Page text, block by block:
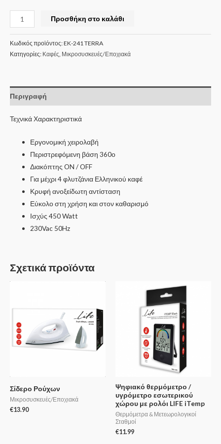
Προσθήκη στο καλάθι
Κωδικός προϊόντος:EK-241 TERRA
Κατηγορίες: Καφές Μικροσυσκευές/Εποχιακά
Περιγραφή
Τεχνικά Χαρακτηριστικά
Εργονομική χειρολαβή
Περιστρεφόμενη βάση 360ο
Διακόπτης ON / OFF
Για μέχρι 4 φλυτζάνια Ελληνικού καφέ
Κρυφή ανοξείδωτη αντίσταση
Εύκολο στη χρήση και στον καθαρισμό
Ισχύς 450 Watt
230Vac 50Hz
Σχετικά προϊόντα
Σίδερο Ρούχων
Μικροσυσκευές/Εποχιακά
€13.90
Ψηφιακό θερμόμετρο /
υγρόμετρο εσωτερικού
χώρου με ρολόι LIFE iTemp
Θερμόμετρα & Μετεωρολογικοί
Σταθμοί
€11.99